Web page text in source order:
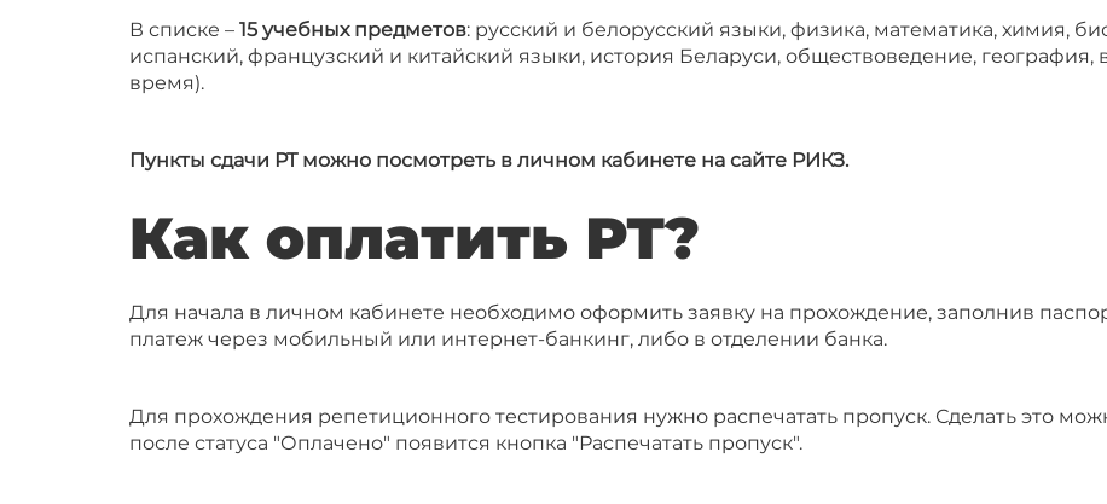
В списке – 15 учебных предметов: русский и белорусский языки, физика, математика, химия,
испанский, французский и китайский языки, история Беларуси, обществоведение,
время).
Пункты сдачи РТ можно посмотреть в личном кабинете на сайте РИКЗ.
Как оплатить РТ?
Для начала в личном кабинете необходимо оформить заявку на прохождение, заполнив
платеж через мобильный или интернет-банкинг, либо в отделении банка.
Для прохождения репетиционного тестирования нужно распечатать пропуск. Сделать это
после статуса "Оплачено" появится кнопка "Распечатать пропуск".